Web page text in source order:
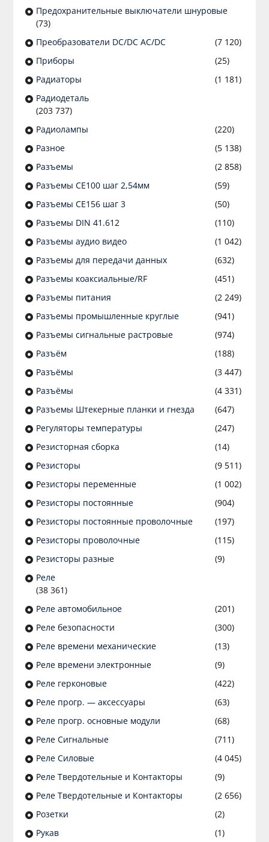
Предохранительные выключатели шнуровые
(73)
Преобразователи DC/DC AC/DC
(7 120)
Приборы
(25)
Радиаторы
(1 181)
Радиодеталь
(203 737)
Радиолампы
(220)
Разное
(5 138)
Разъeмы
(2 858)
Разъeмы CE100 шаг 2,54мм
(59)
Разъeмы CE156 шаг 3
(50)
Разъeмы DIN 41.612
(110)
Разъeмы аудио видео
(1 042)
Разъeмы для передачи данных
(632)
Разъeмы коаксиальные/RF
(451)
Разъeмы питания
(2 249)
Разъeмы промышленные круглые
(941)
Разъeмы сигнальные растровые
(974)
Разъём
(188)
Разъёмы
(3 447)
Разъёмы
(4 331)
Разъемы Штекерные планки и гнезда
(647)
Регуляторы температуры
(247)
Резисторная сборка
(14)
Резисторы
(9 511)
Резисторы переменные
(1 002)
Резисторы постоянные
(904)
Резисторы постоянные проволочные
(197)
Резисторы проволочные
(115)
Резисторы разные
(9)
Реле
(38 361)
Реле автомобильное
(201)
Реле безопасности
(300)
Реле времени механические
(13)
Реле времени электронные
(9)
Реле герконовые
(422)
Реле прогр. — аксессуары
(63)
Реле прогр. основные модули
(68)
Реле Сигнальные
(711)
Реле Силовые
(4 045)
Реле Твердотельные и Контакторы
(9)
Реле Твердотельные и Контакторы
(2 656)
Розетки
(2)
Рукав
(1)